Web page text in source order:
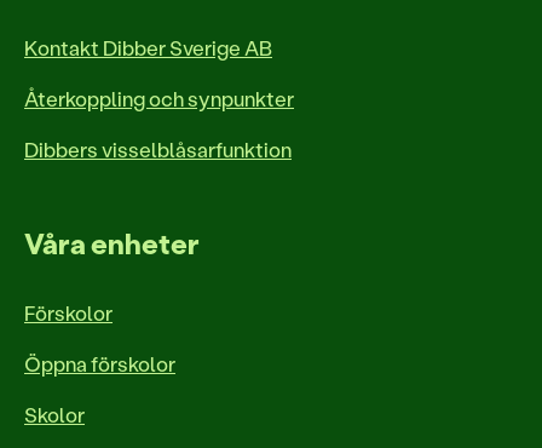
Kontakt Dibber Sverige AB
Återkoppling och synpunkter
Dibbers visselblåsarfunktion
Våra enheter
Förskolor
Öppna förskolor
Skolor